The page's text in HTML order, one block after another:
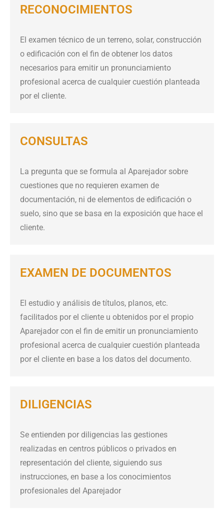
RECONOCIMIENTOS
El examen técnico de un terreno, solar, construcción
o edificación con el fin de obtener los datos
necesarios para emitir un pronunciamiento
profesional acerca de cualquier cuestión planteada
por el cliente.
CONSULTAS
La pregunta que se formula al Aparejador sobre
cuestiones que no requieren examen de
documentación, ni de elementos de edificación o
suelo, sino que se basa en la exposición que hace el
cliente.
EXAMEN DE DOCUMENTOS
El estudio y análisis de títulos, planos, etc.
facilitados por el cliente u obtenidos por el propio
Aparejador con el fin de emitir un pronunciamiento
profesional acerca de cualquier cuestión planteada
por el cliente en base a los datos del documento.
DILIGENCIAS
Se entienden por diligencias las gestiones
realizadas en centros públicos o privados en
representación del cliente, siguiendo sus
instrucciones, en base a los conocimientos
profesionales del Aparejador